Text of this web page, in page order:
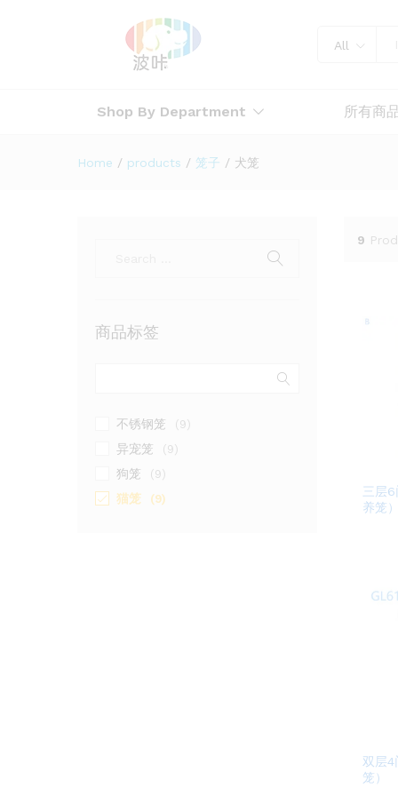
All
Shop By Department 所有商
Home / products / 笼子 / 犬笼
9
三层
养笼
双层4
笼）
商品标签
不锈钢笼 (9)
异宠笼 (9)
狗笼 (9)
猫笼 (9)